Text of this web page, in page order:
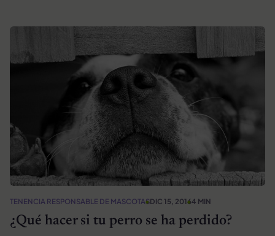
TENENCIA RESPONSABLE DE MASCOTASDIC 15, 20164 MIN
¿Qué hacer si tu perro se ha perdido?